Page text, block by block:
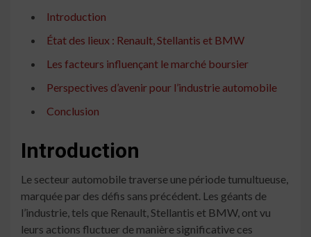
Introduction
État des lieux : Renault, Stellantis et BMW
Les facteurs influençant le marché boursier
Perspectives d’avenir pour l’industrie automobile
Conclusion
Introduction
Le secteur automobile traverse une période tumultueuse,
marquée par des défis sans précédent. Les géants de
l’industrie, tels que Renault, Stellantis et BMW, ont vu
leurs actions fluctuer de manière significative ces